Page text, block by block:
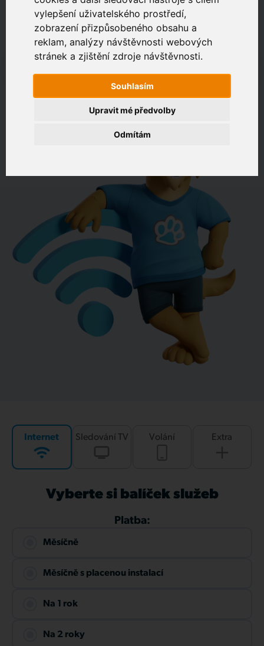
vylepšení uživatelského prostředí,
zobrazení přizpůsobeného obsahu a
reklam, analýzy návštěvnosti webových
stránek a zjištění zdroje návštěvnosti.
Souhlasím
Odmítám
Upravit mé předvolby
Zákaznický portál
Jak rychlé je připojení na vaší adrese?
Internet Sledování TV Volání Extra
Vyberte si balíček služeb
Platba:
Měsíčně
Měsíčně s placenou instalací
Na 1 rok
Na 2 roky